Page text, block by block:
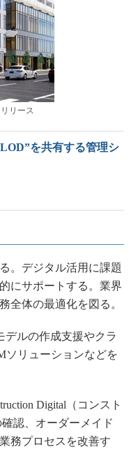
リース
を共有する管理シ
。デジタル活用に課題
にサポートする。業界
全体の最適化を図る。
ルの作成支援やクラ
ソリューションなどを
Digital（コンスト
認、オーダーメイド
務プロセスを改善す